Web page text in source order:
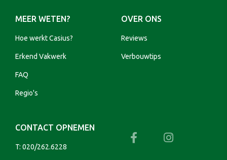
MEER WETEN?
Hoe werkt Casius?
Erkend Vakwerk
FAQ
Regio's
OVER ONS
Reviews
Verbouwtips
CONTACT OPNEMEN
T: 020/262.6228